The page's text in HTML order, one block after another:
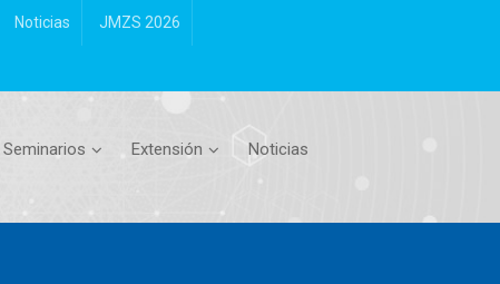
Noticias JMZS 2026
Seminarios Extensión Noticias